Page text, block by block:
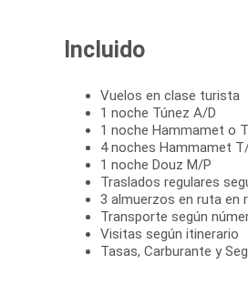
Incluido
Vuelos en clase turista
1 noche Túnez A/D
1 noche Hammamet o
4 noches Hammamet
1 noche Douz M/P
Traslados regulares
3 almuerzos en ruta en
Transporte según
Visitas según itinerario
Tasas, Carburante y